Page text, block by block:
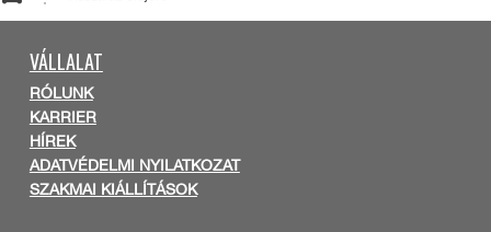
VÁLLALAT
RÓLUNK
KARRIER
HÍREK
ADATVÉDELMI NYILATKOZAT
SZAKMAI KIÁLLÍTÁSOK